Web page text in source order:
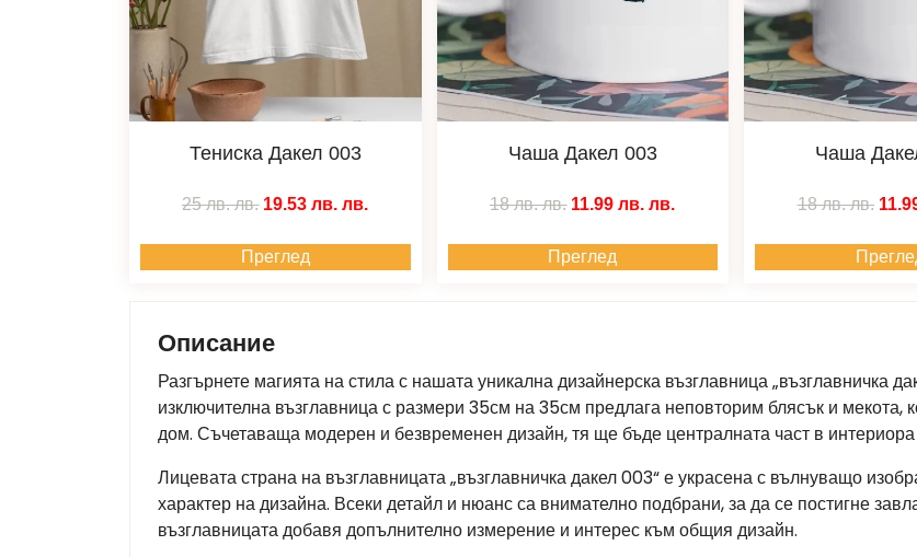
Тениска Дакел 003
25 лв.лв. 19.53 лв.лв.
Преглед
Чаша Дакел 003
18 лв.лв. 11.99 лв.лв.
Преглед
Чаша
18 лв.лв.
Описание
Разгърнете магията на стила с нашата уникална дизайнерска възглавница „възглавничка
изключителна възглавница с размери 35см на 35см предлага неповторим блясък и мекота,
дом. Съчетаваща модерен и безвременен дизайн, тя ще бъде централната част в
Лицевата страна на възглавницата „възглавничка дакел 003“ е украсена с вълнуващо
характер на дизайна. Всеки детайл и нюанс са внимателно подбрани, за да се постигне
възглавницата добавя допълнително измерение и интерес към общия дизайн.